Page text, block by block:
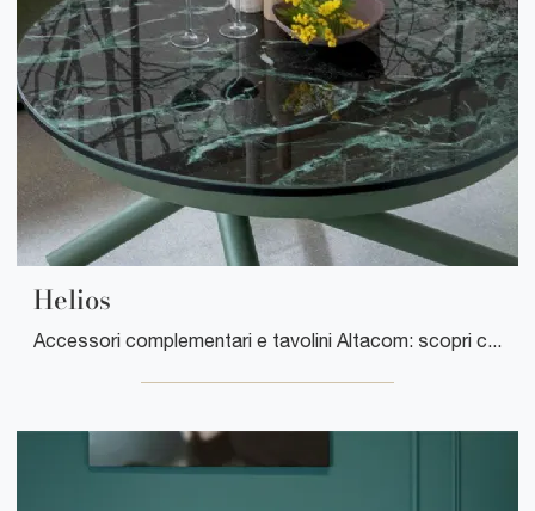
Helios
Accessori complementari e tavolini Altacom: scopri come impreziosire i tuoi locali design con il modello Helios.